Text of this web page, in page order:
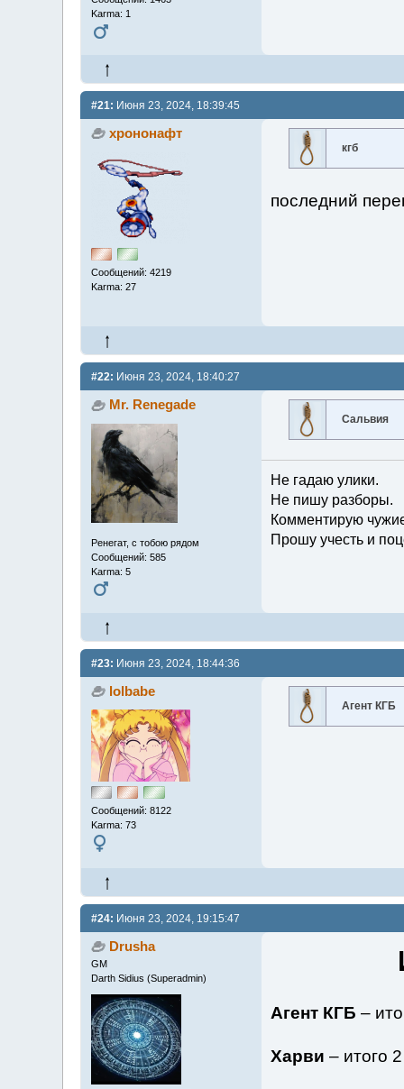
Karma: 1
#21: Июня 23, 2024, 18:39:45
хрононафт
Сообщений: 4219
Karma: 27
кгб
последний
#22: Июня 23, 2024, 18:40:27
Mr. Renegade
Ренегат, с тобою рядом
Сообщений: 585
Karma: 5
Сальвия
Не гадаю улики.
Не пишу разборы.
Комментирую
Прошу учесть и
#23: Июня 23, 2024, 18:44:36
lolbabe
Сообщений: 8122
Karma: 73
Агент КГБ
#24: Июня 23, 2024, 19:15:47
Drusha
GM
Darth Sidius (Superadmin)
Агент КГБ –
Харви – итого